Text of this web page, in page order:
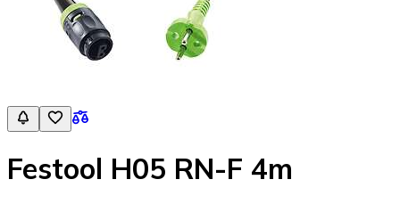
Festool H05 RN-F 4m